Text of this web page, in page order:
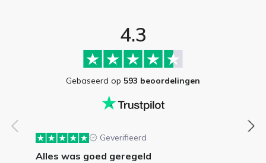
4.3
Gebaseerd op 593 beoordelingen
Geverifieerd
Alles was goed geregeld